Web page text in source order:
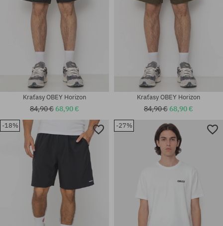
Dostupné veľkosti:
Dostupné veľkosti:
Kraťasy OBEY Horizon
84,90 €68,90 €
Kraťasy OBEY Horizon
84,90 €68,90 €
-18% -27%